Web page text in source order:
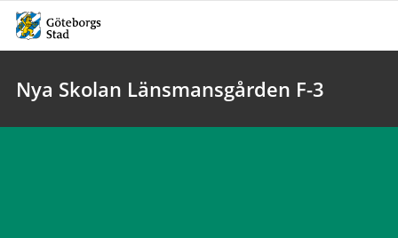
Nya Skolan Länsmansgården F-3